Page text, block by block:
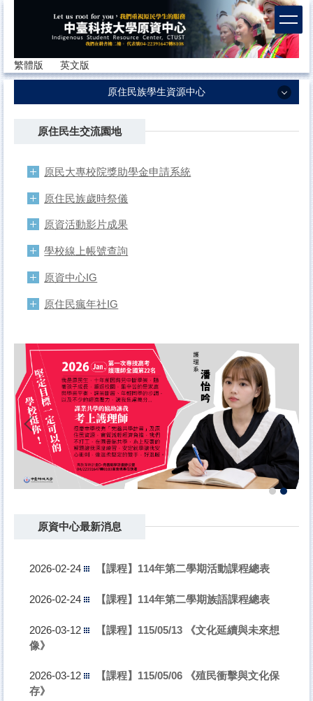
內
容
繁體版 英文版
原住民族學生資源中心
♦♢ 校外原資活動 ♢♦
♦♢ 原民獎助專區 ♢♦
♦♢ 原資組織成員 ♢♦
♦♢ 原資相關法規 ♢♦
♦♢ 原瘋樂舞計畫 ♢♦
♦♢ 原資相關連結 ♢♦
原住民生交流園地
原民大專校院獎助學金申請系統
原住民族歲時祭儀
原資活動影片成果
學校線上帳號查詢
原資中心IG
原住民瘋年社IG
原資中心最新消息
2026-02-24 【課程】114年第二學期活動課程總表
2026-02-24 【課程】114年第二學期族語課程總表
2026-03-12
【課程】115/05/13 《文化延續與未來想
像》
2026-03-12
【課程】115/05/06 《殖民衝擊與文化保
存》